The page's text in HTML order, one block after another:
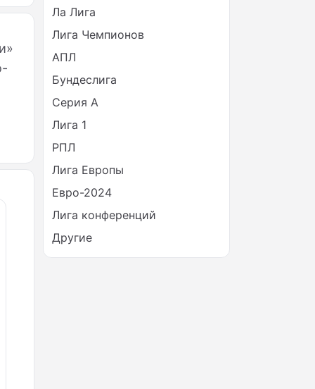
Ла Лига
Лига Чемпионов
АПЛ
Бундеслига
Серия А
Лига 1
РПЛ
Лига Европы
Евро-2024
Лига конференций
Другие